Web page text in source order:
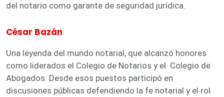
del notario como garante de seguridad jurídica.
César Bazán
Una leyenda del mundo notarial, que alcanzó honores
como liderados el Colegio de Notarios y el Colegio de
Abogados. Desde esos puestos participó en
discusiones públicas defendiendo la fe notarial y el rol